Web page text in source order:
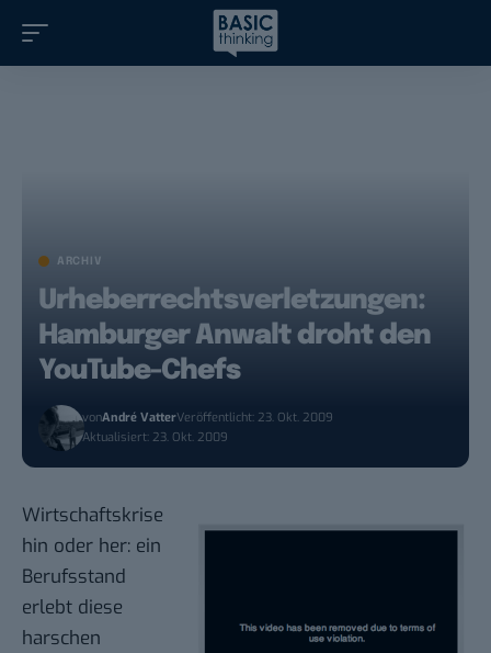
ARCHIV
Urheberrechtsverletzungen:
Hamburger Anwalt droht den
YouTube-Chefs
vonAndré VatterVeröffentlicht: 23. Okt. 2009
Aktualisiert: 23. Okt. 2009
Wirtschaftskrise
hin oder her: ein
Berufsstand
erlebt diese
harschen